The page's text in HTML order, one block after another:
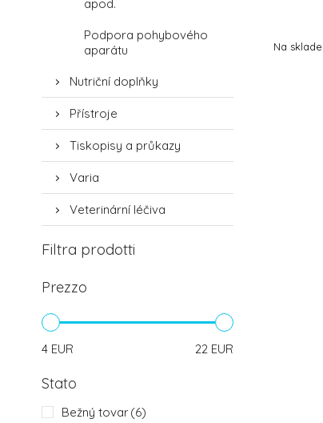
apod.
Podpora pohybového
aparátu
Nutriční doplňky
Přístroje
Tiskopisy a průkazy
Varia
Veterinární léčiva
Filtra prodotti
Prezzo
4 EUR 22 EUR
Stato
Bežný tovar(6)
Na sklade